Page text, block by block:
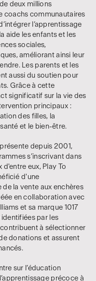
deux millions
coachs communautaires
l’apprentissage
aide les enfants et les
sociales,
améliorant ainsi leur
Les parents et les
aussi du soutien pour
Grâce à cette
significatif sur la vie des
principaux :
des filles, la
et le bien-être.
depuis 2001,
s’inscrivant dans
d'entre eux, Play To
d'une
de la vente aux enchères
en collaboration avec
et sa marque 1017
par les
à sélectionner
donations et assurent
sur l’éducation
précoce à